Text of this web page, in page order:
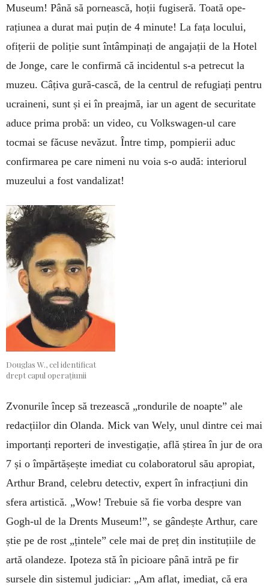
Mu­seum! Până să pornească, hoții fugiseră. Toată ope­
rațiunea a durat mai puțin de 4 minute! La fața lo­cului,
ofițerii de poliție sunt întâmpinați de an­ga­jații de la Hotel
de Jonge, care le confirmă că inci­dentul s-a petrecut la
mu­zeu. Câțiva gură-cască, de la centrul de refugiați pentru
ucraineni, sunt și ei în preaj­mă, iar un agent de securitate
aduce prima pro­bă: un video, cu Volkswagen-ul care
tocmai se făcu­se nevăzut. Între timp, pompierii aduc
confirmarea pe care nimeni nu voia s-o audă: interiorul
muzeului a fost vandalizat!
Douglas W., cel identificat
drept capul operațiunii
Zvonurile încep să trezească „rondurile de noapte” ale
redacțiilor din Olanda. Mick van Wely, unul dintre cei mai
importanți reporteri de investigație, află ști­rea în jur de ora
7 și o îm­părtășește imediat cu colaboratorul său apro­piat,
Arthur Brand, ce­lebru detectiv, expert în infracțiuni din
sfera artistică. „Wow! Tre­bu­ie să fie vorba despre van
Gogh-ul de la Drents Museum!”, se gândește Arthur, care
știe pe de rost „țintele” cele mai de preț din instituțiile de
artă olandeze. Ipoteza stă în picioare până intră pe fir
sursele din sistemul judiciar: „Am aflat, imediat, că era